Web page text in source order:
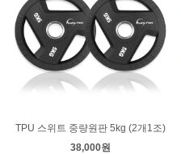
TPU 스위트 중량원판 5kg (2개1조)
38,000원